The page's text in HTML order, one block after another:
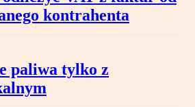
kontrahenta
paliwa tylko z